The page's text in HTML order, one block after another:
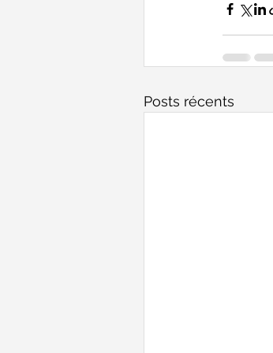
Posts récents